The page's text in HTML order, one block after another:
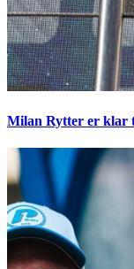
Milan Rytter er klar